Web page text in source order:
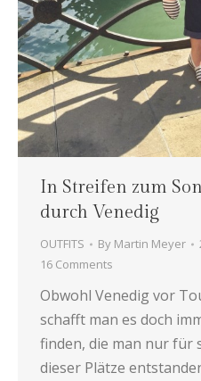
In Streifen zum
durch Venedig
OUTFITS By Martin Meyer
16 Comments
Obwohl Venedig vor
schafft man es doch
finden, die man nur für
dieser Plätze